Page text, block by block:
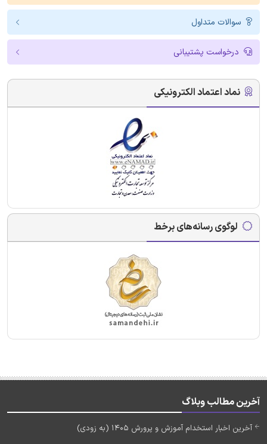
سوالات متداول
درخواست پشتیبانی
نماد اعتماد الکترونیکی
لوگوی رسانه‌های برخط
آخرین مطالب وبلاگ
آخرین اخبار استخدام آموزش و پرورش 1405 (به زودی)